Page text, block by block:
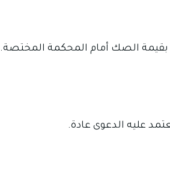
بقيمة الصك أمام المحكمة المختصة.
عليه الدعوى عادة.